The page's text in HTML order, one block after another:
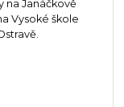
na Janáčkově
Vysoké škole